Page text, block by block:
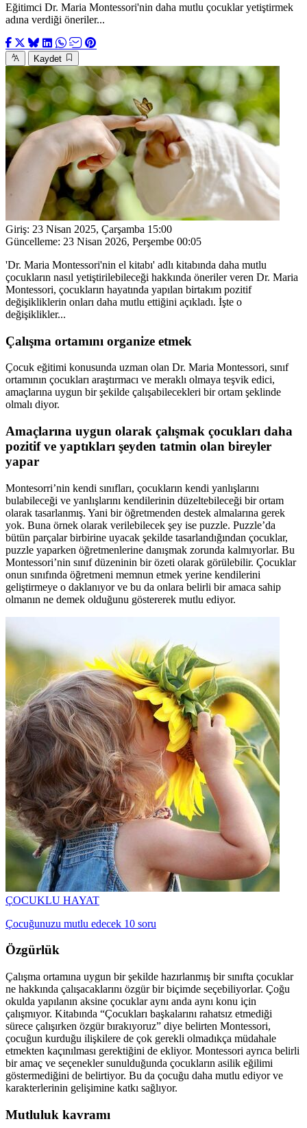
Eğitimci Dr. Maria Montessori'nin daha mutlu çocuklar yetiştirmek
adına verdiği öneriler...
Kaydet
Giriş: 23 Nisan 2025, Çarşamba 15:00
Güncelleme: 23 Nisan 2026, Perşembe 00:05
'Dr. Maria Montessori'nin el kitabı' adlı kitabında daha mutlu
çocukların nasıl yetiştirilebileceği hakkında öneriler veren Dr. Maria
Montessori, çocukların hayatında yapılan birtakım pozitif
değişikliklerin onları daha mutlu ettiğini açıkladı. İşte o
değişiklikler...
Çalışma ortamını organize etmek
Çocuk eğitimi konusunda uzman olan Dr. Maria Montessori, sınıf
ortamının çocukları araştırmacı ve meraklı olmaya teşvik edici,
amaçlarına uygun bir şekilde çalışabilecekleri bir ortam şeklinde
olmalı diyor.
Amaçlarına uygun olarak çalışmak çocukları daha
pozitif ve yaptıkları şeyden tatmin olan bireyler
yapar
Montesorri’nin kendi sınıfları, çocukların kendi yanlışlarını
bulabileceği ve yanlışlarını kendilerinin düzeltebileceği bir ortam
olarak tasarlanmış. Yani bir öğretmenden destek almalarına gerek
yok. Buna örnek olarak verilebilecek şey ise puzzle. Puzzle’da
bütün parçalar birbirine uyacak şekilde tasarlandığından çocuklar,
puzzle yaparken öğretmenlerine danışmak zorunda kalmıyorlar. Bu
Montessori’nin sınıf düzeninin bir özeti olarak görülebilir. Çocuklar
onun sınıfında öğretmeni memnun etmek yerine kendilerini
geliştirmeye o daklanıyor ve bu da onlara belirli bir amaca sahip
olmanın ne demek olduğunu göstererek mutlu ediyor.
ÇOCUKLU HAYAT
Çocuğunuzu mutlu edecek 10 soru
Özgürlük
Çalışma ortamına uygun bir şekilde hazırlanmış bir sınıfta çocuklar
ne hakkında çalışacaklarını özgür bir biçimde seçebiliyorlar. Çoğu
okulda yapılanın aksine çocuklar aynı anda aynı konu için
çalışmıyor. Kitabında “Çocukları başkalarını rahatsız etmediği
sürece çalışırken özgür bırakıyoruz” diye belirten Montessori,
çocuğun kurduğu ilişkilere de çok gerekli olmadıkça müdahale
etmekten kaçınılması gerektiğini de ekliyor. Montessori ayrıca belirli
bir amaç ve seçenekler sunulduğunda çocukların asilik eğilimi
göstermediğini de belirtiyor. Bu da çocuğu daha mutlu ediyor ve
karakterlerinin gelişimine katkı sağlıyor.
Mutluluk kavramı